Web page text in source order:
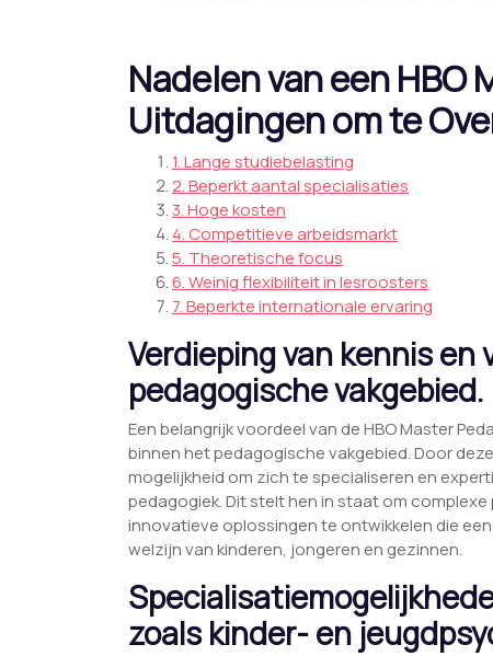
Nadelen van een HBO
Uitdagingen om te
1. Lange studiebelasting
2. Beperkt aantal specialisaties
3. Hoge kosten
4. Competitieve arbeidsmarkt
5. Theoretische focus
6. Weinig flexibiliteit in lesroosters
7. Beperkte internationale ervaring
Verdieping van kennis
pedagogische vakgebied.
Een belangrijk voordeel van de HBO Master
binnen het pedagogische vakgebied. Door
mogelijkheid om zich te specialiseren en
pedagogiek. Dit stelt hen in staat om
innovatieve oplossingen te ontwikkelen die
welzijn van kinderen, jongeren en gezinnen.
zoals kinder- en